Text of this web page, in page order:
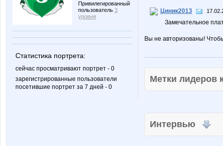
Привилегированный
пользователь 3
уровня
Статистика портрета:
сейчас просматривают портрет - 0
зарегистрированные пользователи
посетившие портрет за 7 дней - 0
Циник2013
Замечательное
Вы не авторизованы!
Метки
Интервью